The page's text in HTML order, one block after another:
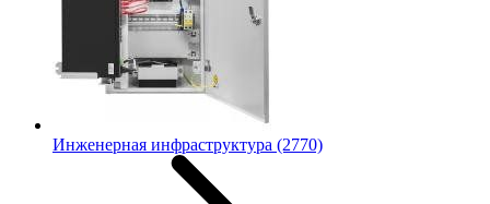
Инженерная инфраструктура (2770)